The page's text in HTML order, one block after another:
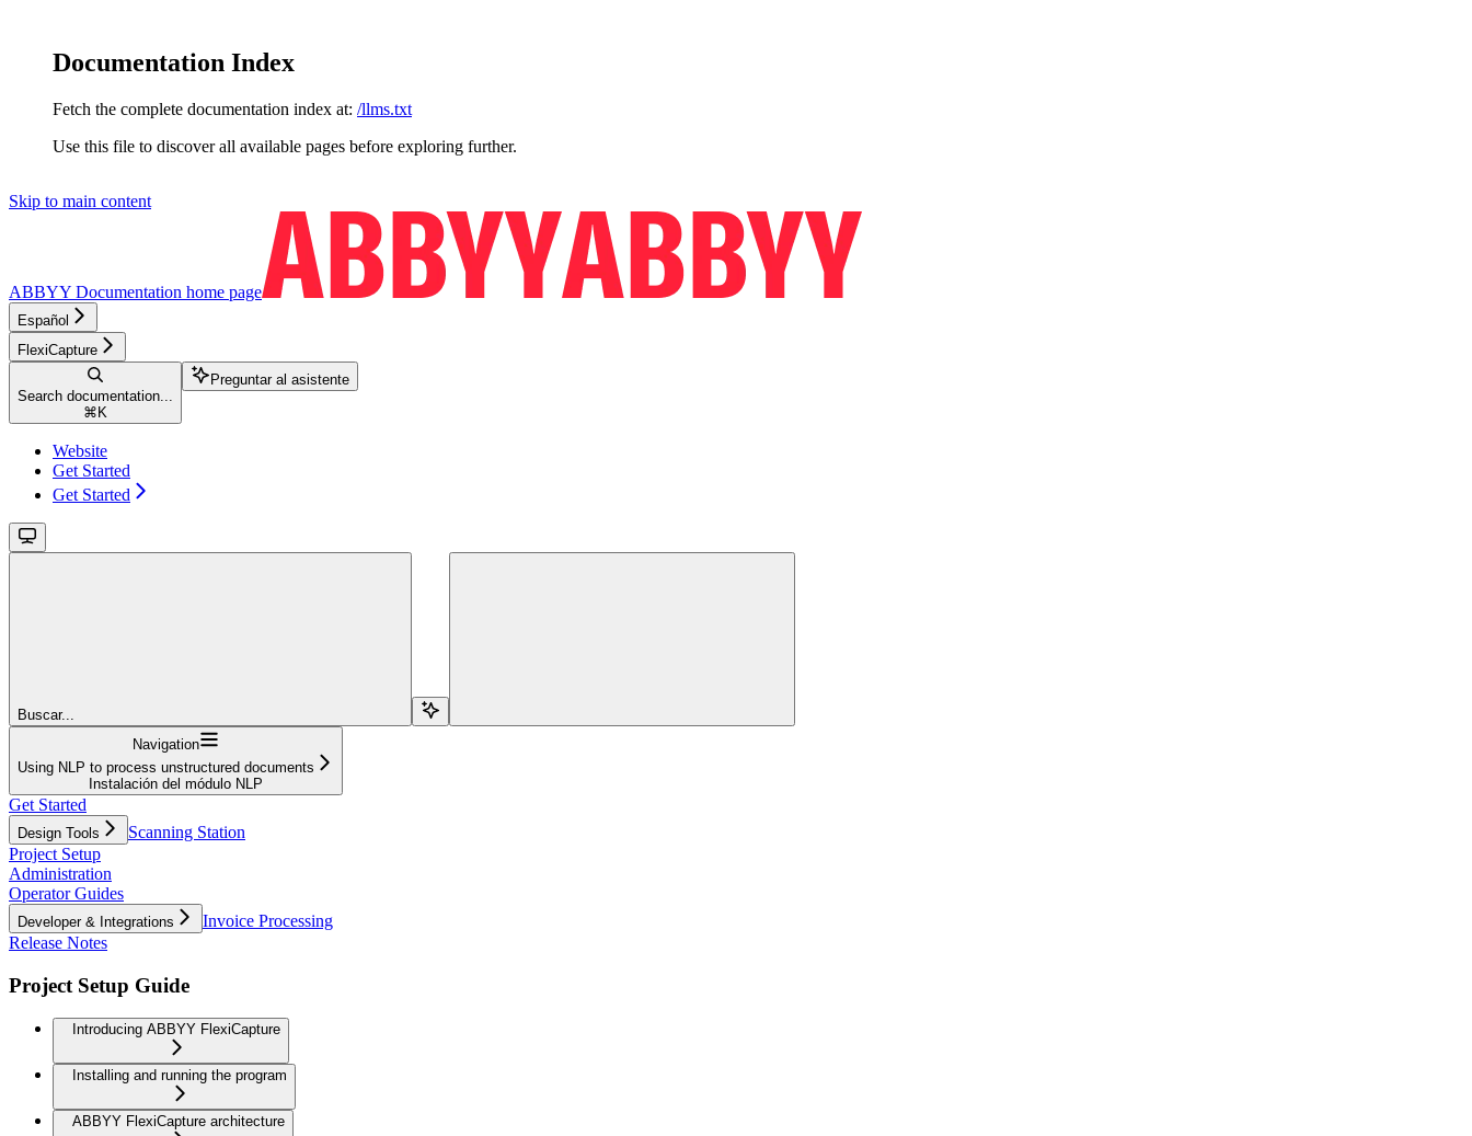
Documentation Index
Fetch the complete documentation index at: /llms.txt
Use this file to discover all available pages before exploring further.
Skip to main content
ABBYY Documentation home page
Español
FlexiCapture
Search documentation...
⌘ K
Preguntar al asistente
Website
Get Started
Get Started
Buscar...
Navigation
Using NLP to process unstructured documents
Instalación del módulo NLP
Get Started
Design Tools
Scanning Station
Project Setup
Administration
Operator Guides
Developer & Integrations
Invoice Processing
Release Notes
Project Setup Guide
Introducing ABBYY FlexiCapture
Installing and running the program
ABBYY FlexiCapture architecture